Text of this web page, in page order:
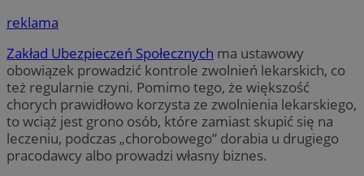
reklama
Zakład Ubezpieczeń Społecznych ma ustawowy
obowiązek prowadzić kontrole zwolnień lekarskich, co
też regularnie czyni. Pomimo tego, że większość
chorych prawidłowo korzysta ze zwolnienia lekarskiego,
to wciąż jest grono osób, które zamiast skupić się na
leczeniu, podczas „chorobowego” dorabia u drugiego
pracodawcy albo prowadzi własny biznes.